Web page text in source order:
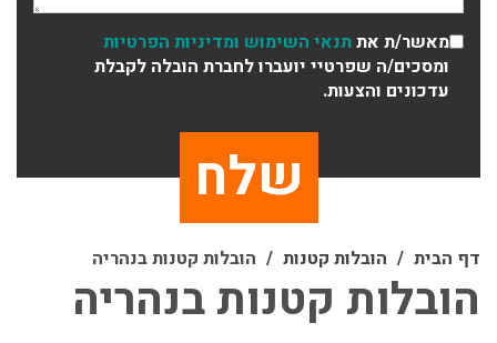
מאשר/ת אתתנאי השימוש ומדיניות הפרטיות
ומסכים/ה שפרטיי יועברו לחברת הובלה לקבלת
עדכונים והצעות.
דף הבית הובלות קטנות הובלות קטנות בנהריה
הובלות קטנות בנהריה